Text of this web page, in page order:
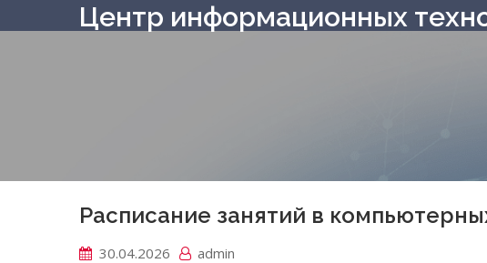
Центр информационных
Расписание занятий в
30.04.2026
admin